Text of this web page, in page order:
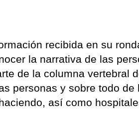
recibida en su
la narrativa de las
de la columna vertebral
personas y sobre todo de
así como